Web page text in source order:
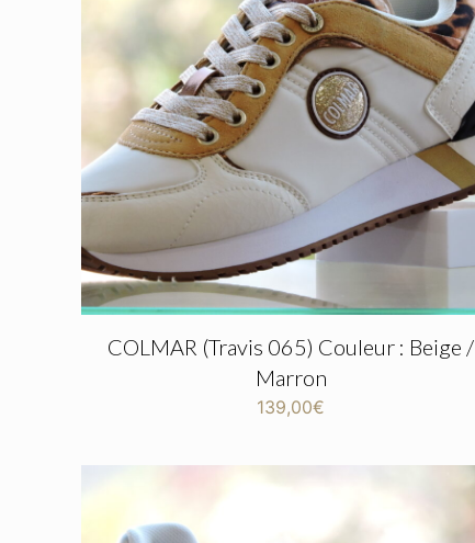
COLMAR (Travis 065) Couleur : Beige /
Marron
139,00€